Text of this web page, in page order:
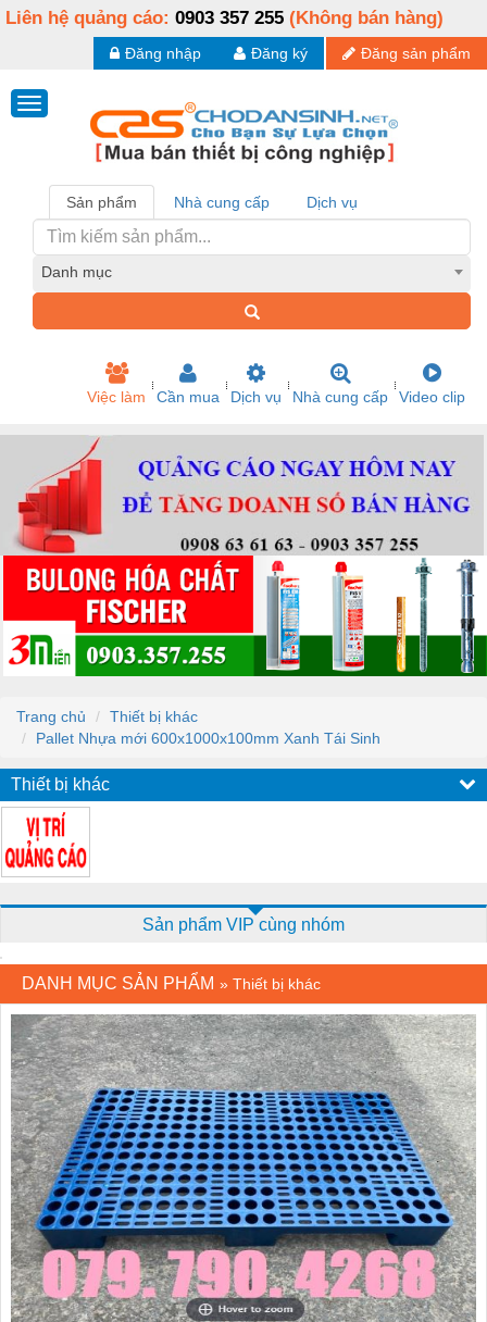
Liên hệ quảng cáo: 0903 357 255 (Không bán hàng)
Đăng sản phẩm
Đăng ký
Đăng nhập
Sản phẩm Nhà cung cấp Dịch vụ
Danh mục
Việc làm Cần mua Dịch vụ Nhà cung cấp Video clip
Trang chủ
Thiết bị khác
Pallet Nhựa mới 600x1000x100mm Xanh Tái Sinh
Thiết bị khác
Sản phẩm VIP cùng nhóm
DANH MỤC SẢN PHẨM » Thiết bị khác